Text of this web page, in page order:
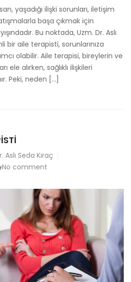
yaşadığı ilişki sorunları, iletişim
başa çıkmak için
Bu noktada, Uzm. Dr. Aslı
bir aile terapisti, sorunlarınıza
olabilir. Aile terapisi, bireylerin ve
ele alırken, sağlıklı ilişkileri
Peki, neden […]
Aslı Seda Kıraç
No comment